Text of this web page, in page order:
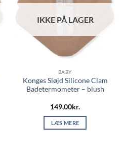
IKKE PÅ LAGER
BABY
Konges Sløjd Silicone Clam
Badetermometer – blush
149,00kr.
LÆS MERE